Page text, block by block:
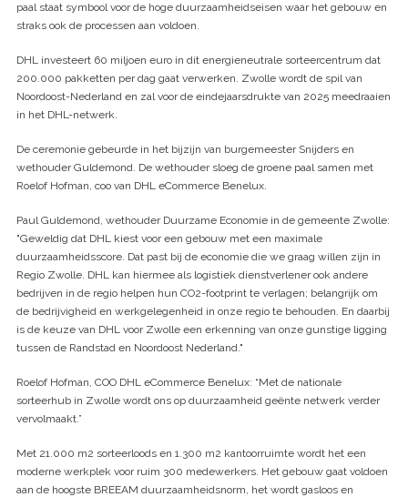
paal staat symbool voor de hoge duurzaamheidseisen waar het gebouw en
straks ook de processen aan voldoen.
DHL investeert 60 miljoen euro in dit energieneutrale sorteercentrum dat
200.000 pakketten per dag gaat verwerken. Zwolle wordt de spil van
Noordoost-Nederland en zal voor de eindejaarsdrukte van 2025 meedraaien
in het DHL-netwerk.
De ceremonie gebeurde in het bijzijn van burgemeester Snijders en
wethouder Guldemond. De wethouder sloeg de groene paal samen met
Roelof Hofman, coo van DHL eCommerce Benelux.
Paul Guldemond, wethouder Duurzame Economie in de gemeente Zwolle:
"Geweldig dat DHL kiest voor een gebouw met een maximale
duurzaamheidsscore. Dat past bij de economie die we graag willen zijn in
Regio Zwolle. DHL kan hiermee als logistiek dienstverlener ook andere
bedrijven in de regio helpen hun CO2-footprint te verlagen; belangrijk om
de bedrijvigheid en werkgelegenheid in onze regio te behouden. En daarbij
is de keuze van DHL voor Zwolle een erkenning van onze gunstige ligging
tussen de Randstad en Noordoost Nederland."
Roelof Hofman, COO DHL eCommerce Benelux: “Met de nationale
sorteerhub in Zwolle wordt ons op duurzaamheid geënte netwerk verder
vervolmaakt.”
Met 21.000 m2 sorteerloods en 1.300 m2 kantoorruimte wordt het een
moderne werkplek voor ruim 300 medewerkers. Het gebouw gaat voldoen
aan de hoogste BREEAM duurzaamheidsnorm, het wordt gasloos en